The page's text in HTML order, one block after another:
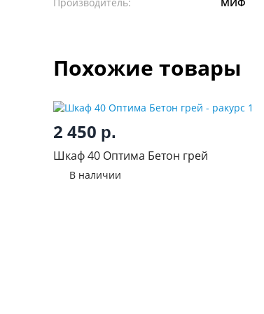
Похожие товары
2 450 р.
Шкаф 40 Оптима Бетон грей
В наличии